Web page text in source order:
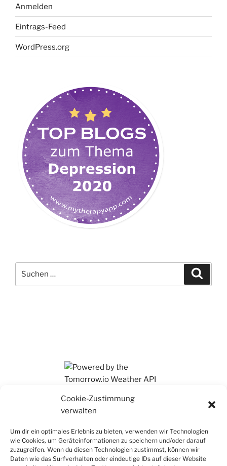
Cookie-Zustimmung
verwalten
Um dir ein optimales Erlebnis zu bieten, verwenden wir Technologien
wie Cookies, um Geräteinformationen zu speichern und/oder darauf
zuzugreifen. Wenn du diesen Technologien zustimmst, können wir
Daten wie das Surfverhalten oder eindeutige IDs auf dieser Website
Anmelden
Eintrags-Feed
WordPress.org
nach: